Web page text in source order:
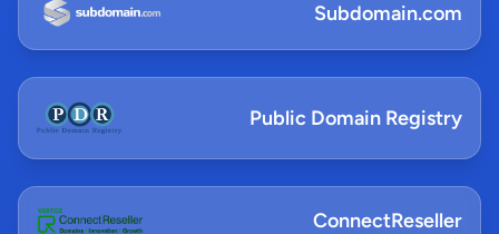
Subdomain.com
Public Domain Registry
ConnectReseller